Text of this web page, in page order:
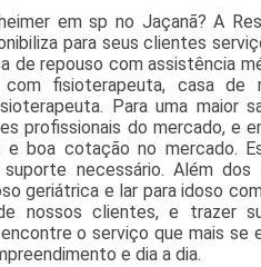
em sp no Jaçanã? A
para seus clientes
de repouso com assistência
fisioterapeuta, casa de
Para uma maior
profissionais do mercado, e
e boa cotação no mercado.
necessário. Além
geriátrica e lar para idoso
nossos clientes, e trazer
o serviço que mais se
e dia a dia.